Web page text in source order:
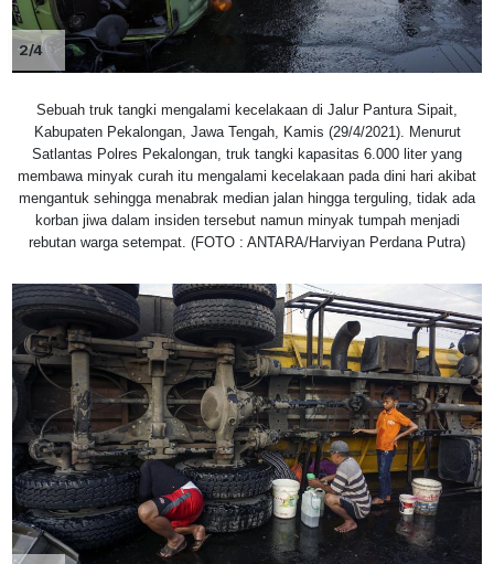
2/4
Sebuah truk tangki mengalami kecelakaan di Jalur Pantura Sipait,
Kabupaten Pekalongan, Jawa Tengah, Kamis (29/4/2021). Menurut
Satlantas Polres Pekalongan, truk tangki kapasitas 6.000 liter yang
membawa minyak curah itu mengalami kecelakaan pada dini hari akibat
mengantuk sehingga menabrak median jalan hingga terguling, tidak ada
korban jiwa dalam insiden tersebut namun minyak tumpah menjadi
rebutan warga setempat. (FOTO : ANTARA/Harviyan Perdana Putra)